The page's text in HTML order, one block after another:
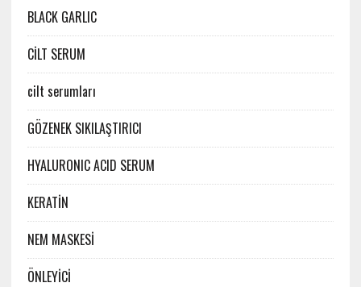
BLACK GARLIC
CİLT SERUM
cilt serumları
GÖZENEK SIKILAŞTIRICI
HYALURONIC ACID SERUM
KERATİN
NEM MASKESİ
ÖNLEYİCİ